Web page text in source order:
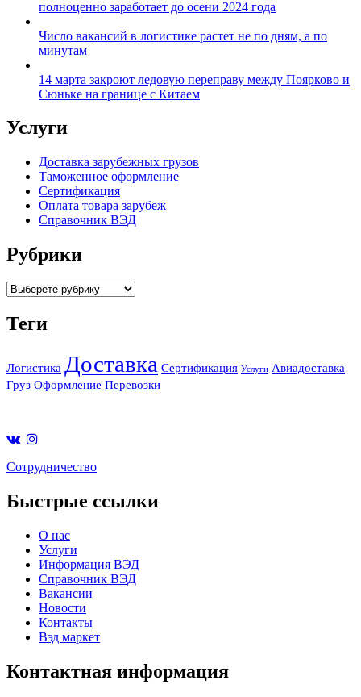
полноценно заработает до осени 2024 года
Число вакансий в логистике растет не по дням, а по
минутам
14 марта закроют ледовую переправу между Поярково и
Сюньке на границе с Китаем
Услуги
Доставка зарубежных грузов
Таможенное оформление
Сертификация
Оплата товара зарубеж
Справочник ВЭД
Рубрики
Categories
Теги
Логистика Доставка Сертификация Услуги Авиадоставка
Груз Оформление Перевозки
Cотрудничество
Быстрые ссылки
О нас
Услуги
Информация ВЭД
Справочник ВЭД
Вакансии
Новости
Контакты
Вэд маркет
Контактная информация